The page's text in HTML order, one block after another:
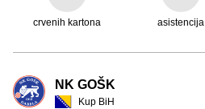
crvenih kartona asistencija
NK GOŠK
Kup BiH